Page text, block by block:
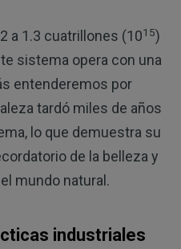
a 1.3 cuatrillones (1015)
sistema opera con una
entenderemos por
tardó miles de años
lo que demuestra su
de la belleza y
mundo natural.
industriales